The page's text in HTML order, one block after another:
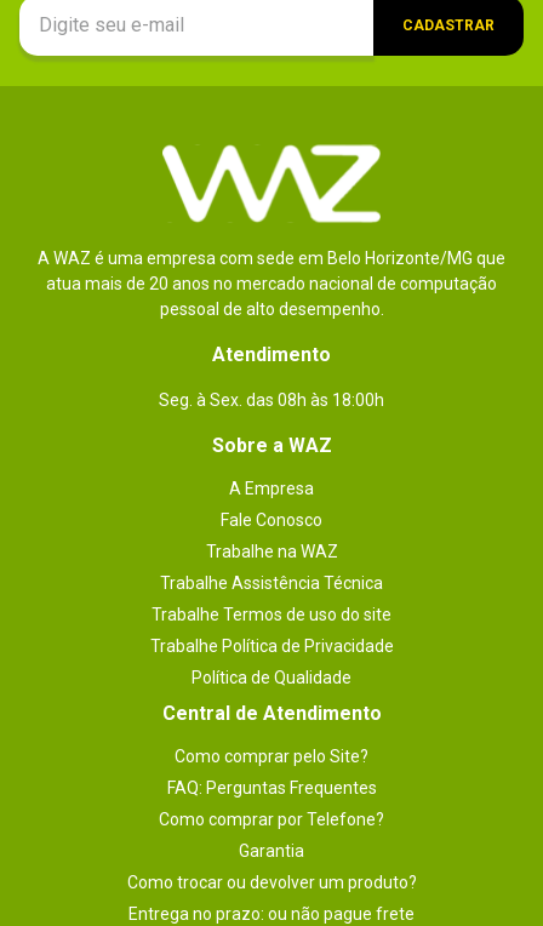
CADASTRAR
A WAZ é uma empresa com sede em Belo Horizonte/MG que
atua mais de 20 anos no mercado nacional de computação
pessoal de alto desempenho.
Atendimento
Seg. à Sex. das 08h às 18:00h
Sobre a WAZ
A Empresa
Fale Conosco
Trabalhe na WAZ
Trabalhe Assistência Técnica
Trabalhe Termos de uso do site
Trabalhe Política de Privacidade
Política de Qualidade
Central de Atendimento
Como comprar pelo Site?
FAQ: Perguntas Frequentes
Como comprar por Telefone?
Garantia
Como trocar ou devolver um produto?
Entrega no prazo: ou não pague frete